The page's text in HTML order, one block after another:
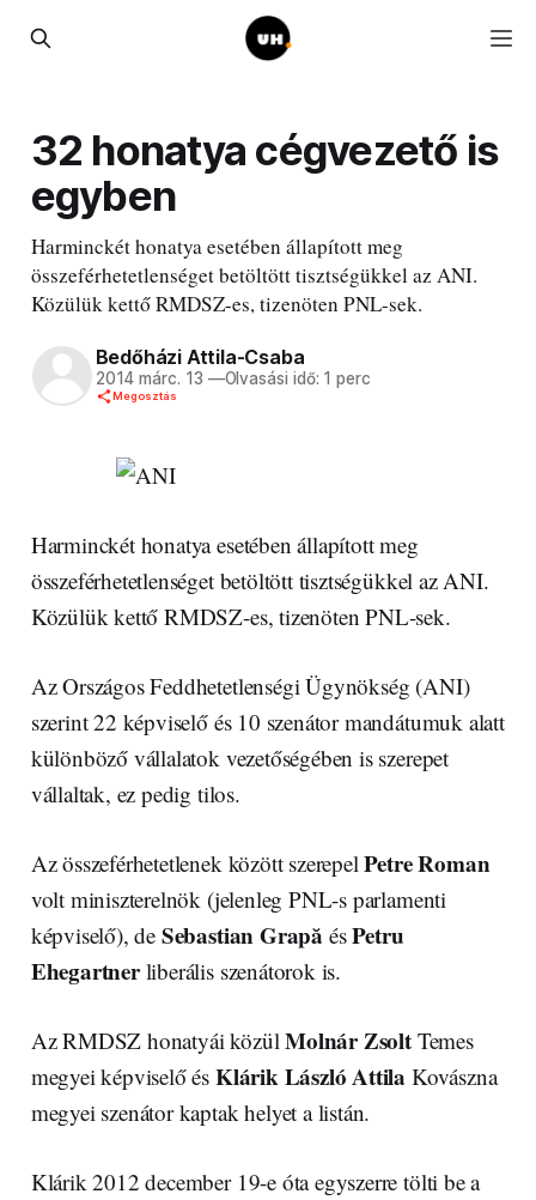
32 honatya cégvezető is
egyben
Harminckét honatya esetében állapított meg
összeférhetetlenséget betöltött tisztségükkel az ANI.
Közülük kettő RMDSZ-es, tizenöten PNL-sek.
Bedőházi Attila-Csaba
2014 márc. 13 —Olvasási idő: 1 perc
Megosztás
Harminckét honatya esetében állapított meg
összeférhetetlenséget betöltött tisztségükkel az ANI.
Közülük kettő RMDSZ-es, tizenöten PNL-sek.
Az Országos Feddhetetlenségi Ügynökség (ANI)
szerint 22 képviselő és 10 szenátor mandátumuk alatt
különböző vállalatok vezetőségében is szerepet
vállaltak, ez pedig tilos.
Az összeférhetetlenek között szerepelPetre Roman
volt miniszterelnök (jelenleg PNL-s parlamenti
képviselő), de Sebastian Grapă ésPetru
Ehegartnerliberális szenátorok is.
Az RMDSZ honatyái közülMolnár ZsoltTemes
megyei képviselő és Klárik László Attila Kovászna
megyei szenátor kaptak helyet a listán.
Klárik 2012 december 19-e óta egyszerre tölti be a